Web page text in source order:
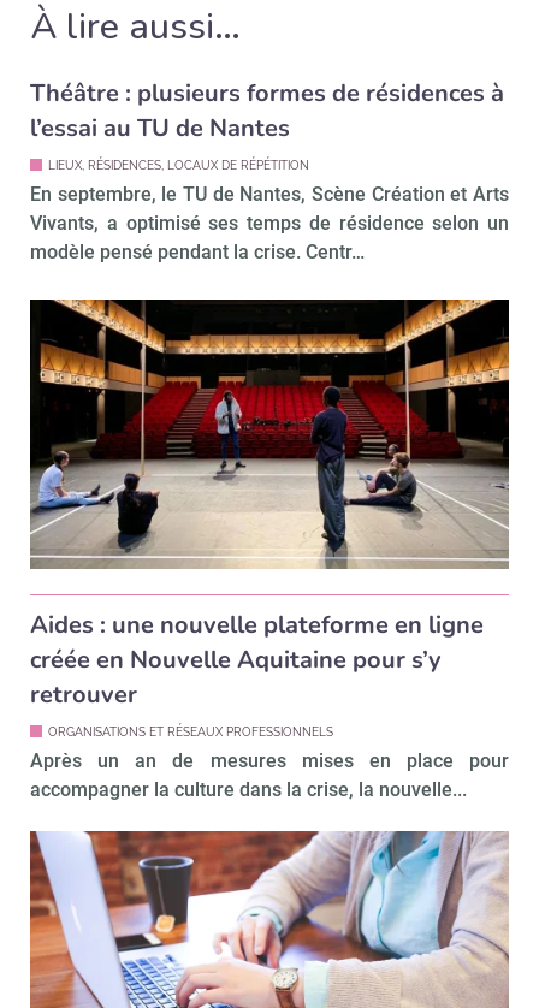
À lire aussi…
Théâtre : plusieurs formes de résidences à
l’essai au TU de Nantes
LIEUX, RÉSIDENCES, LOCAUX DE RÉPÉTITION
En septembre, le TU de Nantes, Scène Création et Arts
Vivants, a optimisé ses temps de résidence selon un
modèle pensé pendant la crise. Centr…
Aides : une nouvelle plateforme en ligne
créée en Nouvelle Aquitaine pour s’y
retrouver
ORGANISATIONS ET RÉSEAUX PROFESSIONNELS
Après un an de mesures mises en place pour
accompagner la culture dans la crise, la nouvelle...